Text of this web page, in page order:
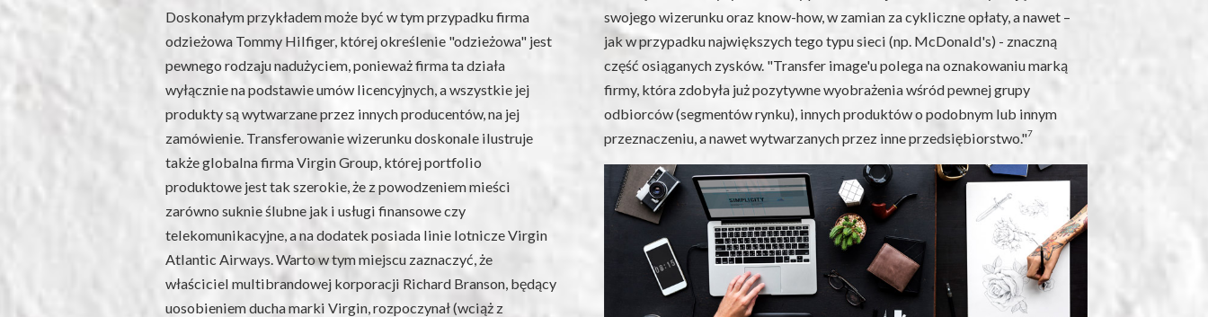
Doskonałym przykładem może być w tym przypadku firma
odzieżowa Tommy Hilfiger, której określenie "odzieżowa" jest
pewnego rodzaju nadużyciem, ponieważ firma ta działa
wyłącznie na podstawie umów licencyjnych, a wszystkie jej
produkty są wytwarzane przez innych producentów, na jej
zamówienie. Transferowanie wizerunku doskonale ilustruje
także globalna firma Virgin Group, której portfolio
produktowe jest tak szerokie, że z powodzeniem mieści
zarówno suknie ślubne jak i usługi finansowe czy
telekomunikacyjne, a na dodatek posiada linie lotnicze Virgin
Atlantic Airways. Warto w tym miejscu zaznaczyć, że
właściciel multibrandowej korporacji Richard Branson, będący
uosobieniem ducha marki Virgin, rozpoczynał (wciąż z
swojego wizerunku oraz know-how, w zamian za cykliczne opłaty, a nawet –
jak w przypadku największych tego typu sieci (np. McDonald's) - znaczną
część osiąganych zysków. "Transfer image'u polega na oznakowaniu marką
firmy, która zdobyła już pozytywne wyobrażenia wśród pewnej grupy
odbiorców (segmentów rynku), innych produktów o podobnym lub innym
przeznaczeniu, a nawet wytwarzanych przez inne przedsiębiorstwo."7